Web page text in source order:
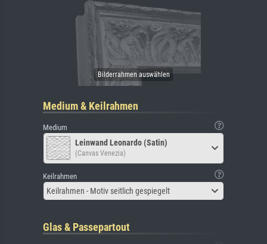
Medium & Keilrahmen
Medium
Leinwand Leonardo (Satin)
(Canvas Venezia)
Keilrahmen
Keilrahmen - Motiv seitlich gespiegelt
Glas & Passepartout